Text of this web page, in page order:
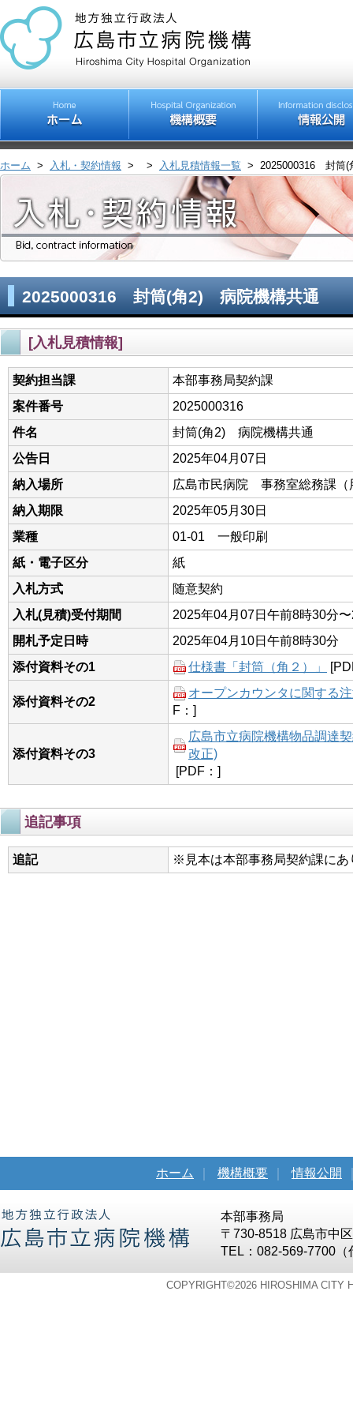
ホーム > 入札・契約情報 > > 入札見積情報一覧 > 2025000316 封筒
2025000316 封筒(角2) 病院機構共通
[入札見積情報]
契約担当課
本部事務局契約課
案件番号
2025000316
件名
封筒(角2) 病院機構共通
公告日
2025年04月07日
納入場所
広島市民病院 事務室総務課
納入期限
2025年05月30日
業種
01-01 一般印刷
紙・電子区分
紙
入札方式
随意契約
入札(見積)受付期間
2025年04月07日午前8時30分
開札予定日時
2025年04月10日午前8時30分
添付資料その1
仕様書「封筒（角２）」
添付資料その2
オープンカウンタに関する
F：]
添付資料その3
広島市立病院機構物品調達
改正)
[PDF：]
追記事項
追記 ※見本は本部事務局契約課にあ
ホーム 機構概要 情報公開
本部事務局
〒730-8518 広島市中
TEL：082-569-7700
COPYRIGHT©2026 HIROSHIMA CITY